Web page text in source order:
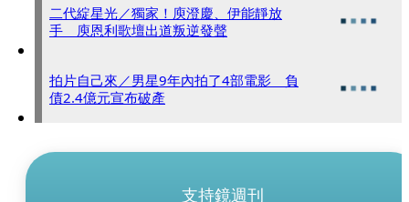
二代綻星光／獨家！庾澄慶、伊能靜放
手 庾恩利歌壇出道叛逆發聲
拍片自己來／男星9年內拍了4部電影 負
債2.4億元宣布破產
支持鏡週刊